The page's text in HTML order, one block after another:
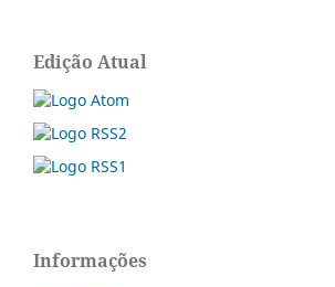
Edição Atual
Informações